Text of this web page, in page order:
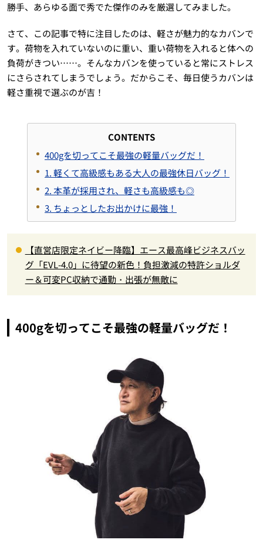
勝手、あらゆる面で秀でた傑作のみを厳選してみました。
さて、この記事で特に注目したのは、軽さが魅力的なカバンで
す。荷物を入れていないのに重い、重い荷物を入れると体への
負荷がきつい……。そんなカバンを使っていると常にストレス
にさらされてしまうでしょう。だからこそ、毎日使うカバンは
軽さ重視で選ぶのが吉！
CONTENTS
400gを切ってこそ最強の軽量バッグだ！
1. 軽くて高級感もある大人の最強休日バッグ！
2. 本革が採用され、軽さも高級感も◎
3. ちょっとしたお出かけに最強！
【直営店限定ネイビー降臨】エース最高峰ビジネスバッ
グ「EVL-4.0」に待望の新色！負担激減の特許ショルダ
ー＆可変PC収納で通勤・出張が無敵に
400gを切ってこそ最強の軽量バッグだ！